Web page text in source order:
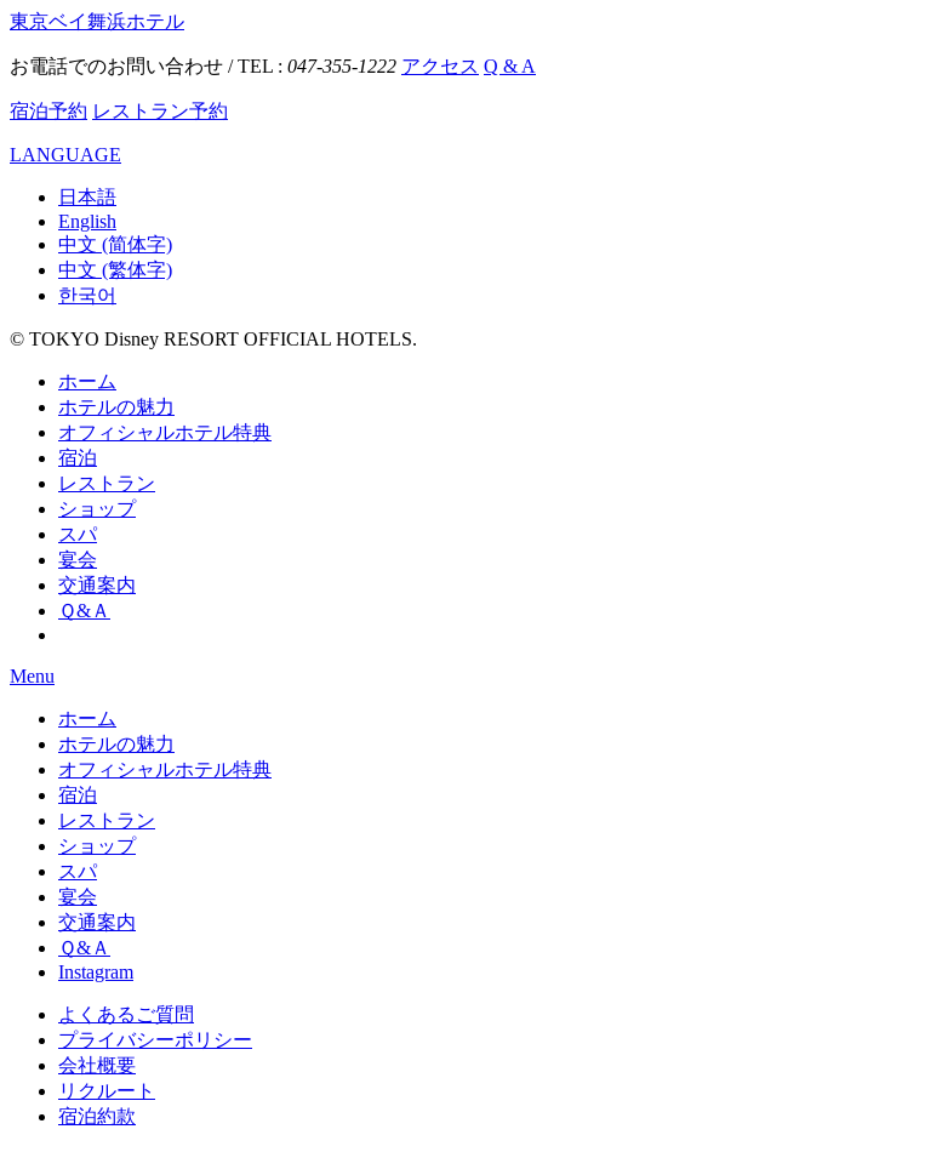
東京ベイ舞浜ホテル
お電話でのお問い合わせ / TEL : 047-355-1222 アクセス Q & A
宿泊予約 レストラン予約
LANGUAGE
日本語
English
中文 (简体字)
中文 (繁体字)
한국어
© TOKYO Disney RESORT OFFICIAL HOTELS.
ホーム
ホテルの魅力
オフィシャルホテル特典
宿泊
レストラン
ショップ
スパ
宴会
交通案内
Ｑ&Ａ
Menu
ホーム
ホテルの魅力
オフィシャルホテル特典
宿泊
レストラン
ショップ
スパ
宴会
交通案内
Ｑ&Ａ
Instagram
よくあるご質問
プライバシーポリシー
会社概要
リクルート
宿泊約款